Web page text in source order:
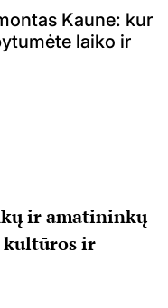
Kaune: kur
laiko ir
ir amatininkų
kultūros ir